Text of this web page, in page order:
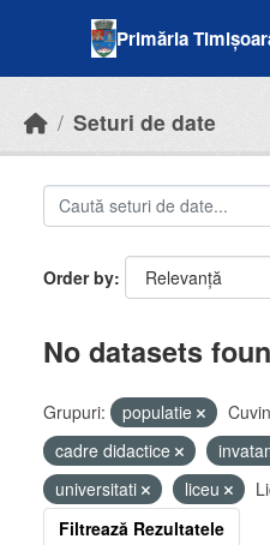
Primăria
Seturi de date
Order by
No datasets
Grupuri: populatie
cadre didactice
universitati
liceu
Filtrează Rezultatele